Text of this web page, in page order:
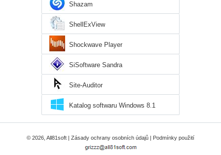
Shazam
ShellExView
Shockwave Player
SiSoftware Sandra
Site-Auditor
Katalog softwaru Windows 8.1
© 2026, All81soft | Zásady ochrany osobních údajů | Podmínky použití